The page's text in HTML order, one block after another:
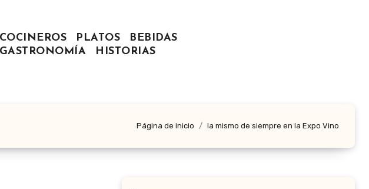
PLATOS
BEBIDAS
GASTRONOMÍA HISTORIAS
Página de inicio la mismo de siempre en la Expo Vino